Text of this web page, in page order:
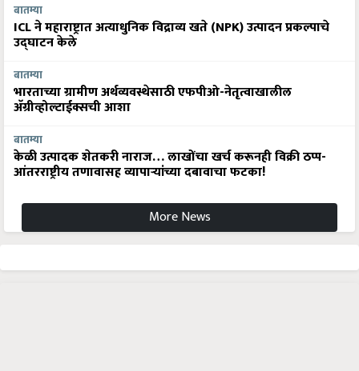
बातम्या
ICL ने महाराष्ट्रात अत्याधुनिक विद्राव्य खते (NPK) उत्पादन प्रकल्पाचे
उद्घाटन केले
बातम्या
भारताच्या ग्रामीण अर्थव्यवस्थेसाठी एफपीओ-नेतृत्वाखालील
अ‍ॅग्रीव्होल्टाईक्सची आशा
बातम्या
केळी उत्पादक शेतकरी नाराज… लाखोंचा खर्च करूनही विक्री ठप्प-
आंतरराष्ट्रीय तणावासह व्यापाऱ्यांच्या दबावाचा फटका!
More News